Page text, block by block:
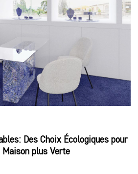
Des Choix Écologiques pour
Maison plus Verte